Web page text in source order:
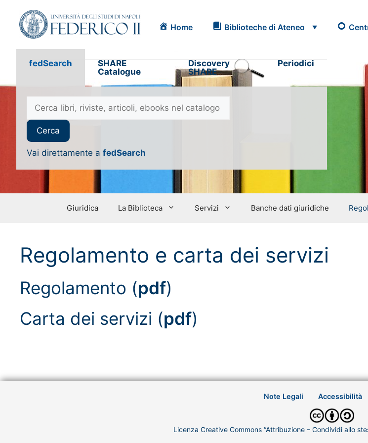
Home Biblioteche di Ateneo
fedSearch
SHARE
Catalogue
Discovery
SHARE
Periodici
Vai direttamente a fedSearch
Giuridica La Biblioteca Servizi Banche dati giuridiche
Regolamento e carta dei servizi
Regolamento (pdf)
Carta dei servizi (pdf)
Note Legali Accessibilità
Licenza Creative Commons “Attribuzione – Condividi allo